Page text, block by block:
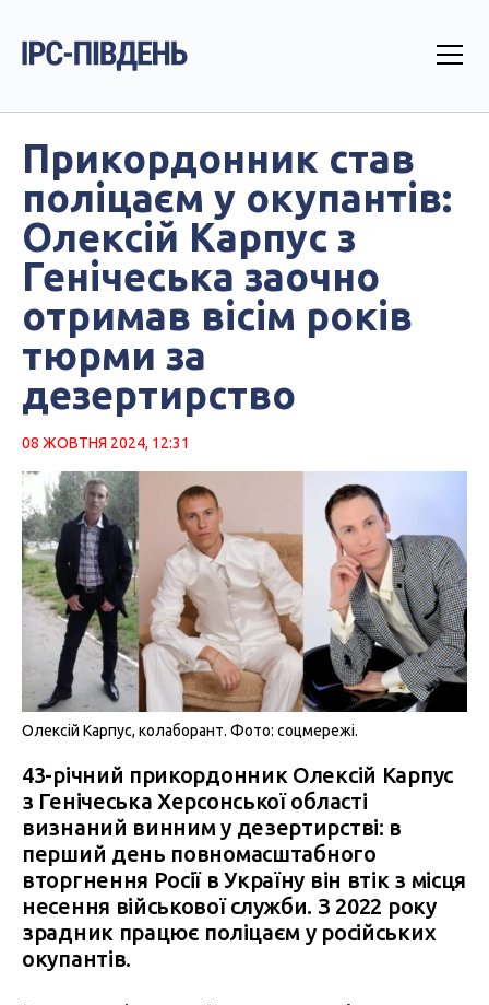
Прикордонник став
поліцаєм у окупантів:
Олексій Карпус з
Генічеська заочно
отримав вісім років
тюрми за
дезертирство
08 ЖОВТНЯ 2024, 12:31
Олексій Карпус, колаборант. Фото: соцмережі.
43-річний прикордонник Олексій Карпус
з Генічеська Херсонської області
визнаний винним у дезертирстві: в
перший день повномасштабного
вторгнення Росії в Україну він втік з місця
несення військової служби. З 2022 року
зрадник працює поліцаєм у російських
окупантів.